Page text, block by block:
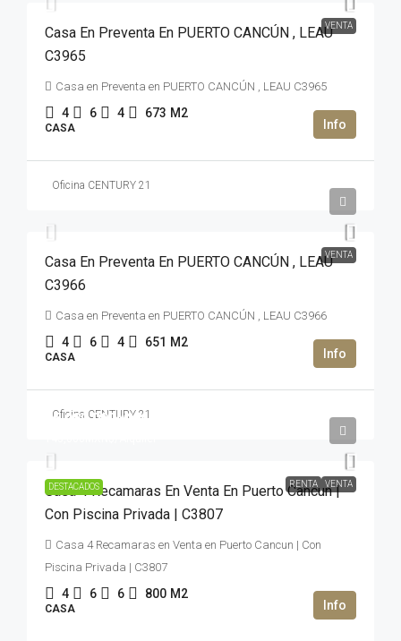
VENTA
Casa En Preventa En PUERTO CANCÚN , LEAU
C3965
Casa en Preventa en PUERTO CANCÚN , LEAU C3965
4 6 4 673 M2
CASA
Oficina CENTURY 21
VENTA
Casa En Preventa En PUERTO CANCÚN , LEAU
C3966
Casa en Preventa en PUERTO CANCÚN , LEAU C3966
4 6 4 651 M2
CASA
Oficina CENTURY 21
DESTACADOS RENTA VENTA
35,980,000MXN$
Casa 4 Recamaras En Venta En Puerto Cancun |
Con Piscina Privada | C3807
Casa 4 Recamaras en Venta en Puerto Cancun | Con
Piscina Privada | C3807
4 6 6 800 M2
CASA